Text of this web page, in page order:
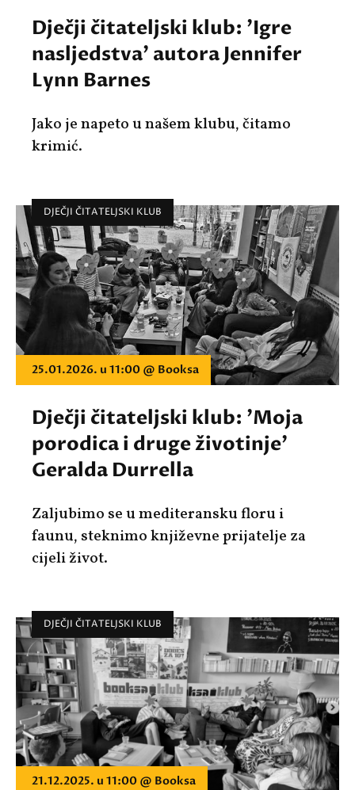
Dječji čitateljski klub: 'Igre
nasljedstva' autora Jennifer
Lynn Barnes
Jako je napeto u našem klubu, čitamo
krimić.
DJEČJI ČITATELJSKI KLUB
25.01.2026. u 11:00 @ Booksa
Dječji čitateljski klub: 'Moja
porodica i druge životinje'
Geralda Durrella
Zaljubimo se u mediteransku floru i
faunu, steknimo književne prijatelje za
cijeli život.
DJEČJI ČITATELJSKI KLUB
21.12.2025. u 11:00 @ Booksa